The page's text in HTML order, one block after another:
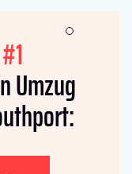
#1
Umzug